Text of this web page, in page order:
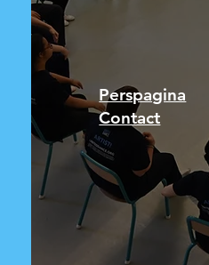
Perspagina
Contact